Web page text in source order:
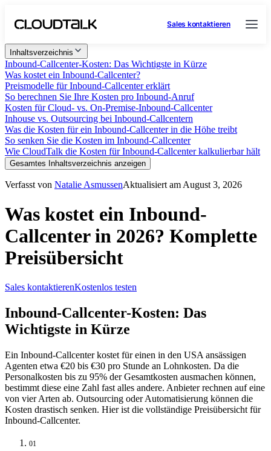
Sales kontaktieren
Inhaltsverzeichnis
Inbound-Callcenter-Kosten: Das Wichtigste in Kürze
Was kostet ein Inbound-Callcenter?
Preismodelle für Inbound-Callcenter erklärt
So berechnen Sie Ihre Kosten pro Inbound-Anruf
Kosten für Cloud- vs. On-Premise-Inbound-Callcenter
Inhouse vs. Outsourcing bei Inbound-Callcentern
Was die Kosten für ein Inbound-Callcenter in die Höhe treibt
So senken Sie die Kosten im Inbound-Callcenter
Wie CloudTalk die Kosten für Inbound-Callcenter kalkulierbar hält
Gesamtes Inhaltsverzeichnis anzeigen
Verfasst von Natalie AsmussenAktualisiert am August 3, 2026
Was kostet ein Inbound-
Callcenter in 2026? Komplette
Preisübersicht
Sales kontaktierenKostenlos testen
Inbound-Callcenter-Kosten: Das
Wichtigste in Kürze
Ein Inbound-Callcenter kostet für einen in den USA ansässigen
Agenten etwa €20 bis €30 pro Stunde an Lohnkosten. Da die
Personalkosten bis zu 95% der Gesamtkosten ausmachen können,
bestimmt diese eine Zahl fast alles andere. Anbieter rechnen auf eine
von vier Arten ab. Outsourcing oder Automatisierung können die
Kosten drastisch senken. Hier ist die vollständige Preisübersicht für
Inbound-Callcenter.
01